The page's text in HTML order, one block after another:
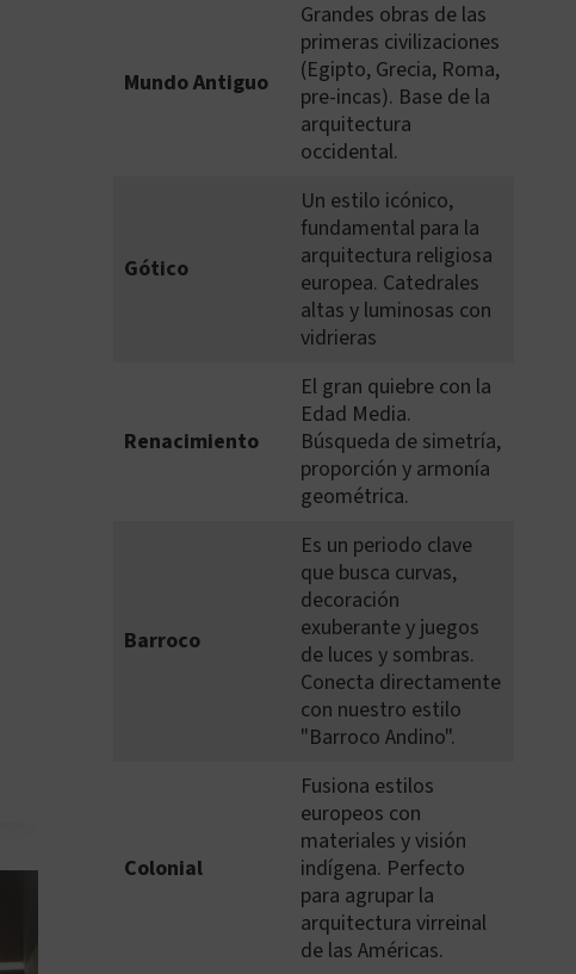
Mundo Antiguo
Grandes obras de las
primeras civilizaciones
(Egipto, Grecia, Roma,
pre-incas). Base de la
arquitectura
occidental.
Gótico
Un estilo icónico,
fundamental para la
arquitectura religiosa
europea. Catedrales
altas y luminosas con
vidrieras
Renacimiento
El gran quiebre con la
Edad Media.
Búsqueda de simetría,
proporción y armonía
geométrica.
Barroco
Es un periodo clave
que busca curvas,
decoración
exuberante y juegos
de luces y sombras.
Conecta directamente
con nuestro estilo
"Barroco Andino".
Colonial
Fusiona estilos
europeos con
materiales y visión
indígena. Perfecto
para agrupar la
arquitectura virreinal
de las Américas.